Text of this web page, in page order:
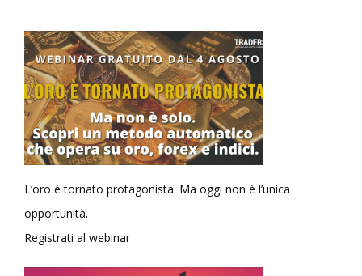
L’oro è tornato protagonista. Ma oggi non è l’unica
opportunità.
Registrati al webinar